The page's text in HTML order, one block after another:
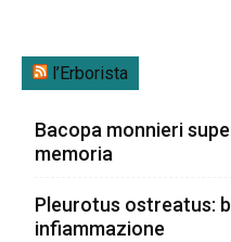
l’Erborista
Bacopa monnieri
memoria
Pleurotus ostreatus:
infiammazione